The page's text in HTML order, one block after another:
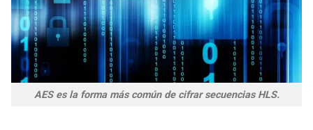
AES es la forma más común de cifrar secuencias HLS.